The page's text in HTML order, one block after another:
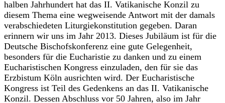
halben Jahrhundert hat das II. Vatikanische Konzil zu
diesem Thema eine wegweisende Antwort mit der damals
verabschiedeten Liturgiekonstitution gegeben. Daran
erinnern wir uns im Jahr 2013. Dieses Jubiläum ist für die
Deutsche Bischofskonferenz eine gute Gelegenheit,
besonders für die Eucharistie zu danken und zu einem
Eucharistischen Kongress einzuladen, den für sie das
Erzbistum Köln ausrichten wird. Der Eucharistische
Kongress ist Teil des Gedenkens an das II. Vatikanische
Konzil. Dessen Abschluss vor 50 Jahren, also im Jahr